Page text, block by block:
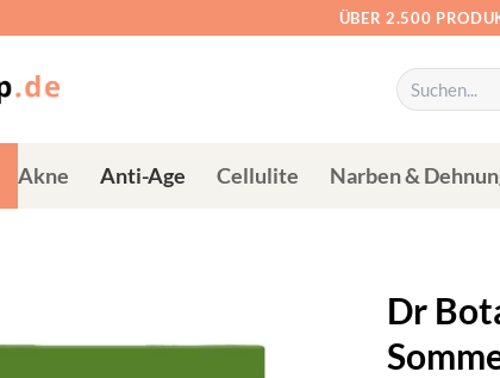
ÜBER 2.500
Suchen
nach:
Akne Anti-Age Cellulite Narben &
Dr